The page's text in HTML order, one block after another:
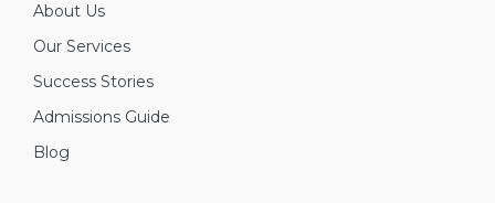
About Us
Our Services
Success Stories
Admissions Guide
Blog